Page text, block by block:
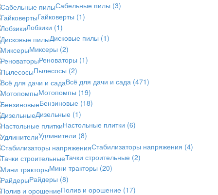
Сабельные пилы (3)
Гайковерты (1)
Лобзики (1)
Дисковые пилы (1)
Миксеры (2)
Реноваторы (1)
Пылесосы (2)
Всё для дачи и сада (471)
Мотопомпы (19)
Бензиновые (18)
Дизельные (1)
Настольные плитки (6)
Удлинители (8)
Стабилизаторы напряжения (4)
Тачки строительные (2)
Мини тракторы (20)
Райдеры (8)
Полив и орошение (17)